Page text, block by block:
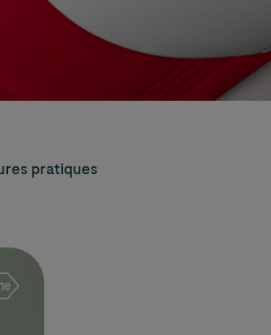
pratiques